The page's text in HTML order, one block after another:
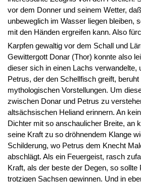
vor dem Donner und seinem Wetter,
unbeweglich im Wasser liegen bleiben,
mit den Händen ergreifen kann. Also
Karpfen gewaltig vor dem Schall und
Gewittergott Donar (Thor) konnte also
dieser sich in einen Lachs verwandelte,
Petrus, der den Schellfisch greift, beruht
mythologischen Vorstellungen. Um
zwischen Donar und Petrus zu
altsächsischen Heliand erinnern. An
Dichter mit so anschaulicher Breite, an
seine Kraft zu so dröhnendem Klange
Schilderung, wo Petrus dem Knecht
abschlägt. Als ein Feuergeist, rasch
Kraft, als der beste der Degen, so sollte
trotzigen Sachsen gewinnen. Und in